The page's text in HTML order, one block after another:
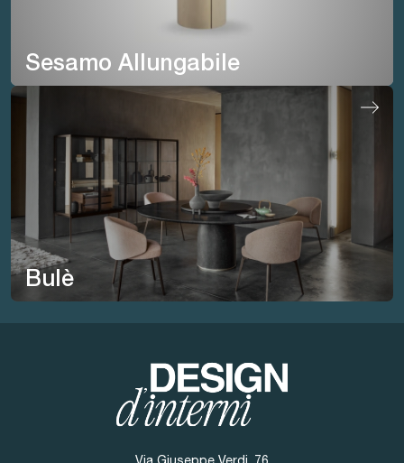
Sesamo Allungabile
Bulè